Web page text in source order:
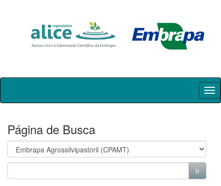
Skip
Página de Busca